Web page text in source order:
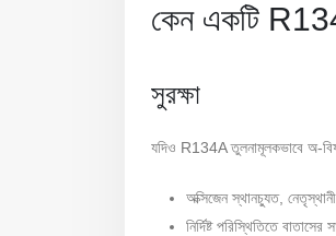
কেন একটি
সুরক্ষা
যদিও R134A তুলনামূলকভাবে অ-
অক্সিজেন স্থানচ্যুত,
নির্দিষ্ট পরিস্থিতিতে